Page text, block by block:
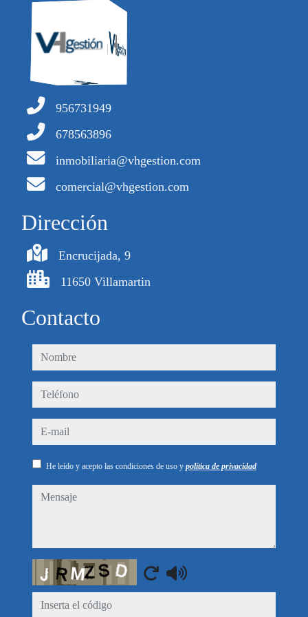
956731949
678563896
inmobiliaria@vhgestion.com
comercial@vhgestion.com
Dirección
Encrucijada, 9
11650 Villamartin
Contacto
nombre
teléfono
e-mail
He leído y acepto las condiciones de uso y política de privacidad
mensaje
Captcha